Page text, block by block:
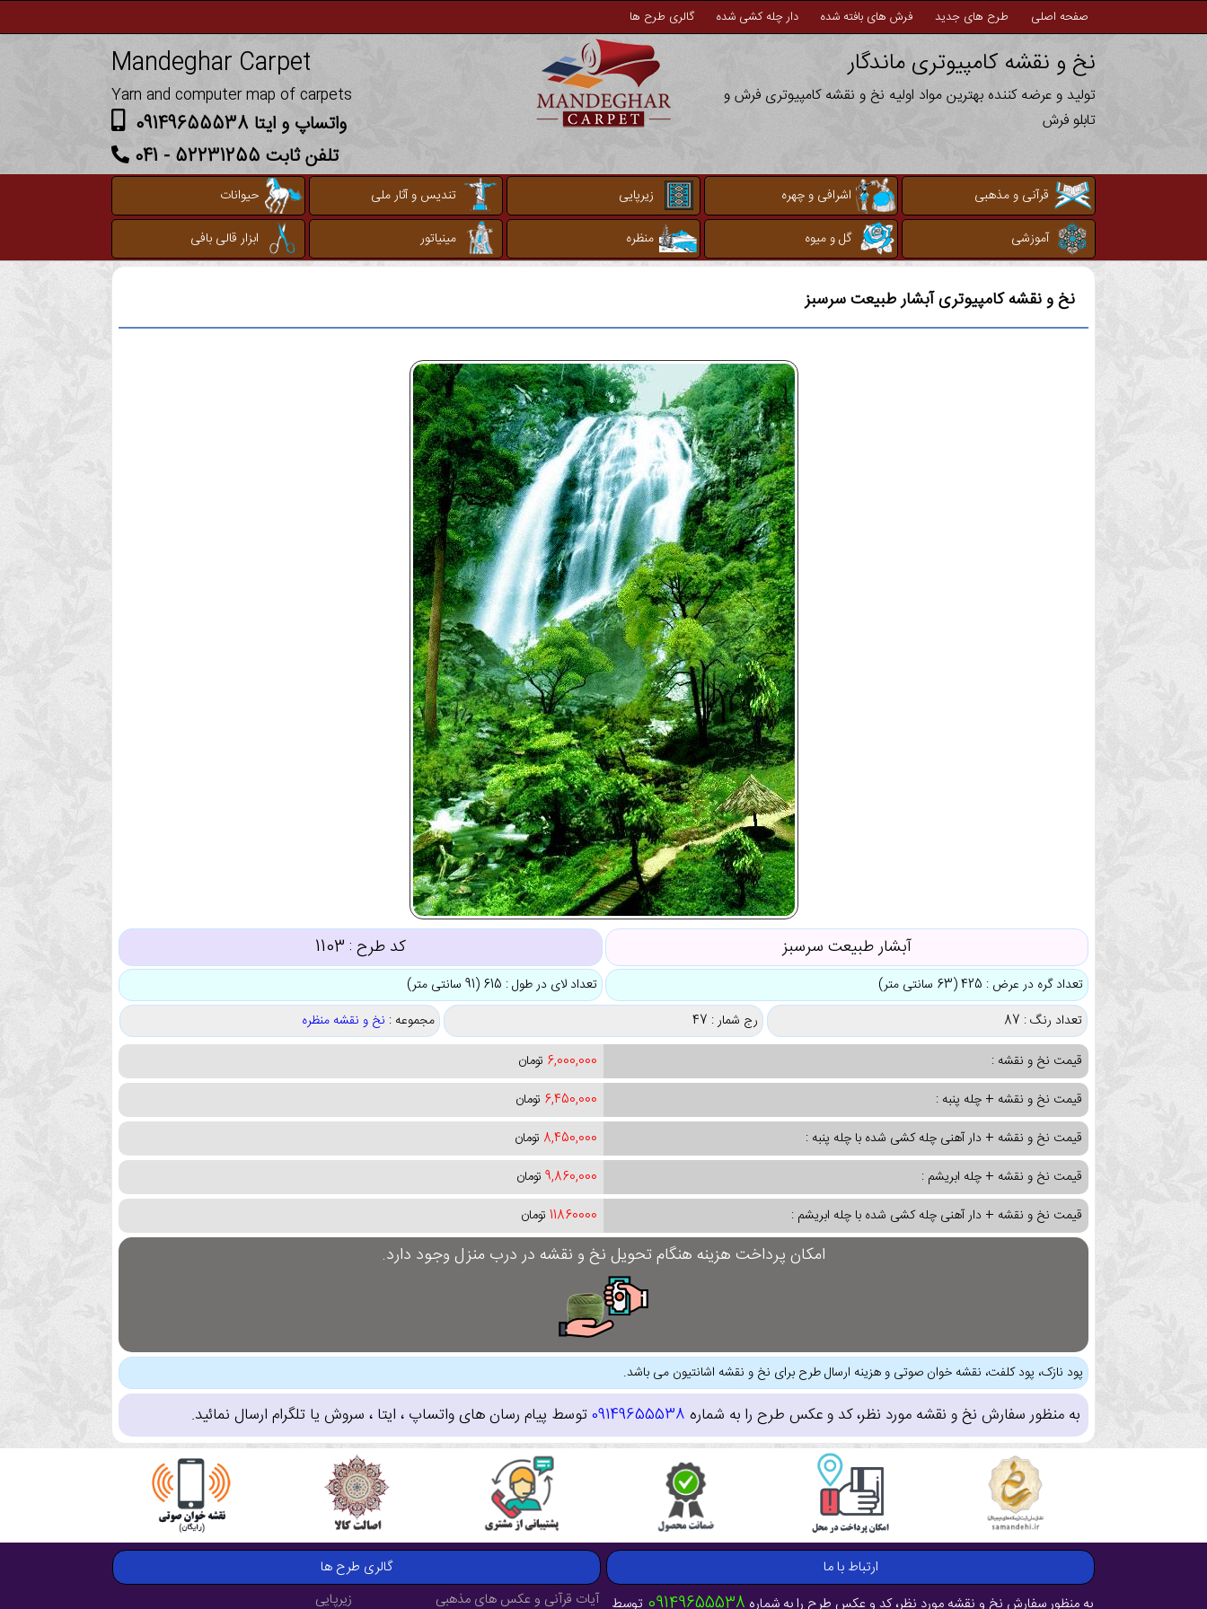
صفحه اصلی طرح های جدید فرش های بافته شده دار چله کشی شده گالری طرح ها
نخ و نقشه کامپیوتری ماندگار
تولید و عرضه کننده بهترین مواد اولیه نخ و نقشه کامپیوتری فرش و
تابلو فرش
Mandeghar Carpet
Yarn and computer map of carpets
واتساپ و ایتا 09149655538
تلفن ثابت 52231255 - 041
قرآنی و مذهبی اشرافی و چهره زیرپایی تندیس و آثار ملی
حیوانات
آموزشی
گل و میوه منظره مینیاتور ابزار قالی بافی
نخ و نقشه کامپیوتریآبشار طبیعت سرسبز
آبشار طبیعت سرسبز کد طرح : 1103
تعداد گره در عرض : 425 (63 سانتی متر)
تعداد لای در طول : 615 (91 سانتی متر)
تعداد رنگ : 87
رج شمار : 47 مجموعه : نخ و نقشه منظره
قیمت نخ و نقشه :
6,000,000 تومان
قیمت نخ و نقشه + چله پنبه :
6,450,000 تومان
قیمت نخ و نقشه + دار آهنی چله کشی شده با چله پنبه :
8,450,000 تومان
قیمت نخ و نقشه + چله ابریشم :
9,860,000 تومان
قیمت نخ و نقشه + دار آهنی چله کشی شده با چله ابریشم :
11860000 تومان
امکان پرداخت هزینه هنگام تحویل نخ و نقشه در درب منزل وجود دارد.
پود نازک، پود کلفت، نقشه خوان صوتی و هزینه ارسال طرح برای نخ و نقشه اشانتیون می باشد.
به منظور سفارش نخ و نقشه مورد نظر، کد و عکس طرح را به شماره 09149655538توسط پیام رسان های واتساپ ، ایتا ، سروش یا تلگرام ارسال نمائید.
ارتباط با ما
به منظور سفارش نخ و نقشه مورد نظر، کد و عکس طرح را به شماره 09149655538 توسط
گالری طرح ها
آیات قرآنی و عکس های مذهبی
زیرپایی